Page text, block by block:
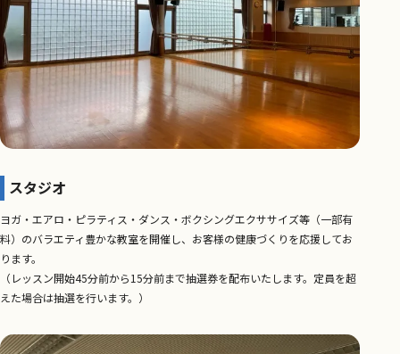
スタジオ
ヨガ・エアロ・ピラティス・ダンス・ボクシングエクササイズ等（一部有
料）のバラエティ豊かな教室を開催し、お客様の健康づくりを応援してお
ります。
（レッスン開始45分前から15分前まで抽選券を配布いたします。定員を超
えた場合は抽選を行います。）